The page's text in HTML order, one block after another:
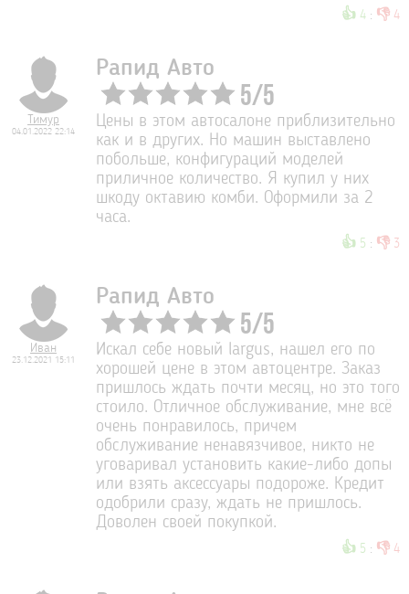
👍 4 : 👎 4
Тимур
04.01.2022 22:14
Рапид Авто
5/5
Цены в этом автосалоне приблизительно
как и в других. Но машин выставлено
побольше, конфигураций моделей
приличное количество. Я купил у них
шкоду октавию комби. Оформили за 2
часа.
👍 5 : 👎 3
Иван
23.12.2021 15:11
Рапид Авто
5/5
Искал себе новый largus, нашел его по
хорошей цене в этом автоцентре. Заказ
пришлось ждать почти месяц, но это того
стоило. Отличное обслуживание, мне всё
очень понравилось, причем
обслуживание ненавязчивое, никто не
уговаривал установить какие-либо допы
или взять аксессуары подороже. Кредит
одобрили сразу, ждать не пришлось.
Доволен своей покупкой.
👍 5 : 👎 4